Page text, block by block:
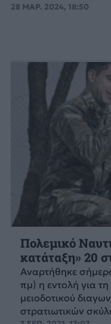
28 ΜΑΡ. 2024, 18:50
Πολεμικό
κατάταξη» 20
Αναρτήθηκε
πμ) η εντολή για τη
μειοδοτικού
στρατιωτικών